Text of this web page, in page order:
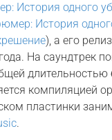
История одного
История
), а его
На саундтрек
длительностью
компиляцией
пластинки
.